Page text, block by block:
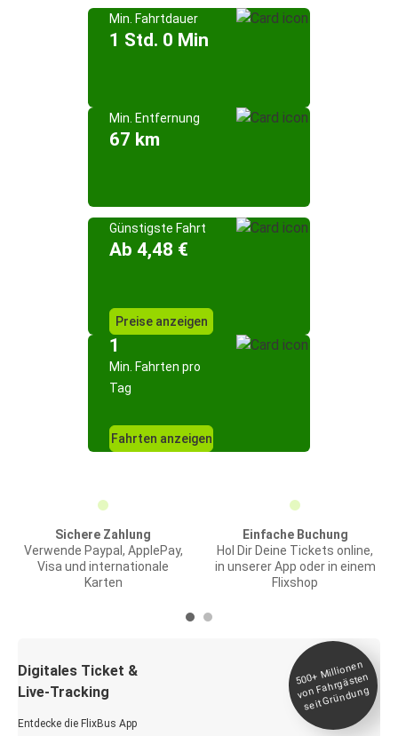
Min. Fahrtdauer
1 Std. 0 Min
Min. Entfernung
67 km
Günstigste Fahrt
Ab 4,48 €
Preise anzeigen
1
Min. Fahrten pro
Tag
Fahrten anzeigen
Sichere Zahlung
Verwende Paypal, ApplePay,
Visa und internationale
Karten
Einfache Buchung
Hol Dir Deine Tickets online,
in unserer App oder in einem
Flixshop
Digitales Ticket &
Live-Tracking
Entdecke die FlixBus App
500+
Millionen
von Fahrgästen
seit
Gründung